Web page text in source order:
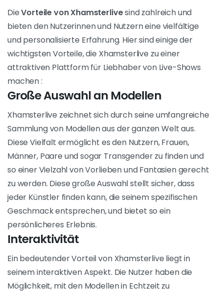
Xhamsterlive ist eine Live-Sex-Website, die
Liebhabern von Inhalten für Erwachsene ein
Models, die jederzeit online sind, können Sie eine
Vielzahl von Live-Shows finden und mit den Models in
Echtzeit interagieren. Dadurch entsteht ein
immersiveres und aufregenderes Erlebnis als bei
vorab aufgezeichneten Videos.
Die Vorteile von
Xhamsterlive
Die Vorteile von Xhamsterlive
bieten den Nutzerinnen und Nutzern eine vielfältige
und personalisierte Erfahrung. Hier sind einige der
wichtigsten Vorteile, die Xhamsterlive zu einer
attraktiven Plattform für Liebhaber von Live-Shows